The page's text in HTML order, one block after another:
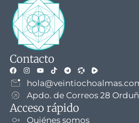
Contacto
Apdo. de Correos 28
Acceso rápido
Quiénes somos